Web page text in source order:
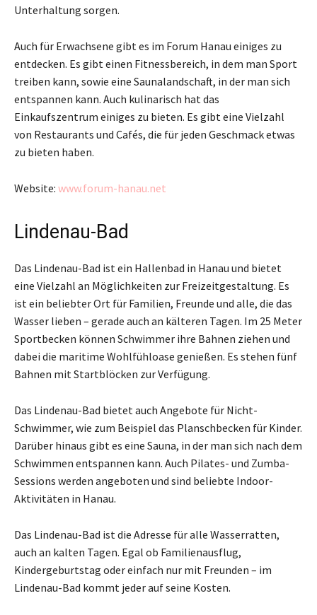
Unterhaltung sorgen.
Auch für Erwachsene gibt es im Forum Hanau einiges zu
entdecken. Es gibt einen Fitnessbereich, in dem man Sport
treiben kann, sowie eine Saunalandschaft, in der man sich
entspannen kann. Auch kulinarisch hat das
Einkaufszentrum einiges zu bieten. Es gibt eine Vielzahl
von Restaurants und Cafés, die für jeden Geschmack etwas
zu bieten haben.
Website: www.forum-hanau.net
Lindenau-Bad
Das Lindenau-Bad ist ein Hallenbad in Hanau und bietet
eine Vielzahl an Möglichkeiten zur Freizeitgestaltung. Es
ist ein beliebter Ort für Familien, Freunde und alle, die das
Wasser lieben – gerade auch an kälteren Tagen. Im 25 Meter
Sportbecken können Schwimmer ihre Bahnen ziehen und
dabei die maritime Wohlfühloase genießen. Es stehen fünf
Bahnen mit Startblöcken zur Verfügung.
Das Lindenau-Bad bietet auch Angebote für Nicht-
Schwimmer, wie zum Beispiel das Planschbecken für Kinder.
Darüber hinaus gibt es eine Sauna, in der man sich nach dem
Schwimmen entspannen kann. Auch Pilates- und Zumba-
Sessions werden angeboten und sind beliebte Indoor-
Aktivitäten in Hanau.
Das Lindenau-Bad ist die Adresse für alle Wasserratten,
auch an kalten Tagen. Egal ob Familienausflug,
Kindergeburtstag oder einfach nur mit Freunden – im
Lindenau-Bad kommt jeder auf seine Kosten.